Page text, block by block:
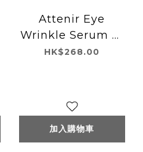
Attenir Eye
Wrinkle Serum 眼
部去皺精華15g
HK$268.00
加入購物車